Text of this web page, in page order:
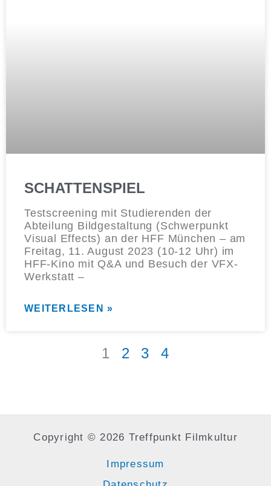
SCHATTENSPIEL
Testscreening mit Studierenden der
Abteilung Bildgestaltung (Schwerpunkt
Visual Effects) an der HFF München – am
Freitag, 11. August 2023 (10-12 Uhr) im
HFF-Kino mit Q&A und Besuch der VFX-
Werkstatt –
WEITERLESEN »
1 2 3 4
Copyright © 2026 Treffpunkt Filmkultur
Impressum